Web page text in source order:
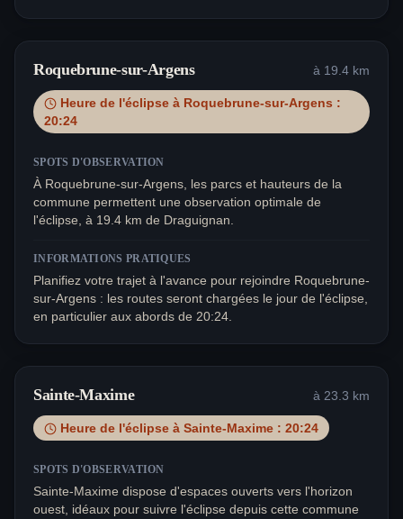
Roquebrune-sur-Argens à 19.4 km
Heure de l'éclipse à Roquebrune-sur-Argens :
20:24
SPOTS D'OBSERVATION
À Roquebrune-sur-Argens, les parcs et hauteurs de la
commune permettent une observation optimale de
l'éclipse, à 19.4 km de Draguignan.
INFORMATIONS PRATIQUES
Planifiez votre trajet à l'avance pour rejoindre Roquebrune-
sur-Argens : les routes seront chargées le jour de l'éclipse,
en particulier aux abords de 20:24.
Sainte-Maxime à 23.3 km
Heure de l'éclipse à Sainte-Maxime : 20:24
SPOTS D'OBSERVATION
Sainte-Maxime dispose d'espaces ouverts vers l'horizon
ouest, idéaux pour suivre l'éclipse depuis cette commune